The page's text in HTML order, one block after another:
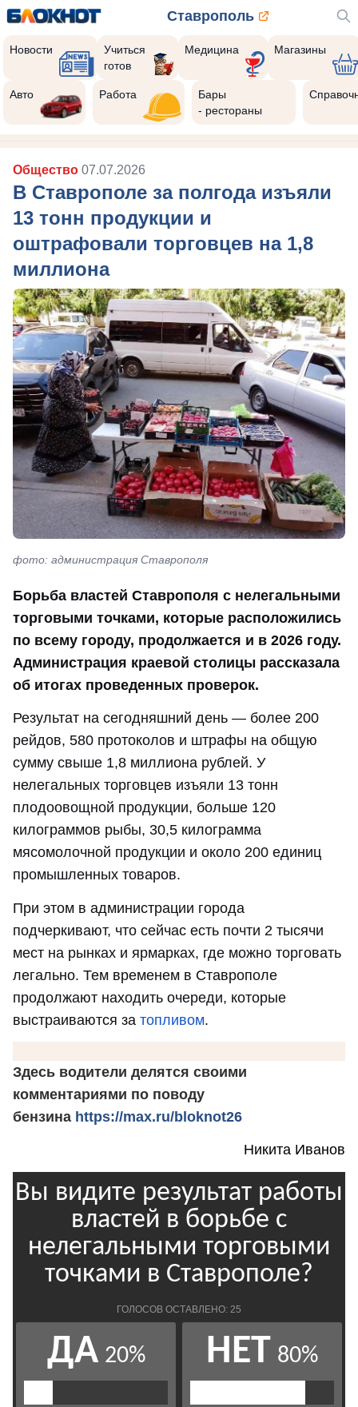
Ставрополь
Новости
Учиться
готов
Медицина Магазины
Авто Работа
Бары
- рестораны
Общество 07.07.2026
В Ставрополе за полгода изъяли
13 тонн продукции и
оштрафовали торговцев на 1,8
миллиона
фото: администрация Ставрополя
Борьба властей Ставрополя с нелегальными
торговыми точками, которые расположились
по всему городу, продолжается и в 2026 году.
Администрация краевой столицы рассказала
об итогах проведенных проверок.
Результат на сегодняшний день — более 200
рейдов, 580 протоколов и штрафы на общую
сумму свыше 1,8 миллиона рублей. У
нелегальных торговцев изъяли 13 тонн
плодоовощной продукции, больше 120
килограммов рыбы, 30,5 килограмма
мясомолочной продукции и около 200 единиц
промышленных товаров.
При этом в администрации города
подчеркивают, что сейчас есть почти 2 тысячи
мест на рынках и ярмарках, где можно торговать
легально. Тем временем в Ставрополе
продолжают находить очереди, которые
выстраиваются за топливом.
Здесь водители делятся своими
комментариями по поводу
бензина https://max.ru/bloknot26
Никита Иванов